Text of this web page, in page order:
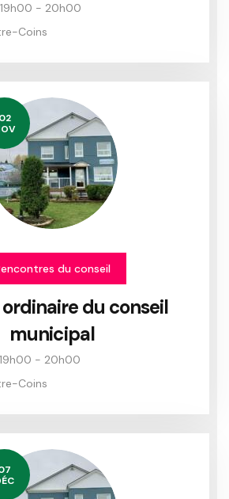
- 20h00
Coins
02
du conseil
du conseil
municipal
- 20h00
Coins